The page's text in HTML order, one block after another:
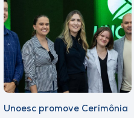
Unoesc promove Cerimônia